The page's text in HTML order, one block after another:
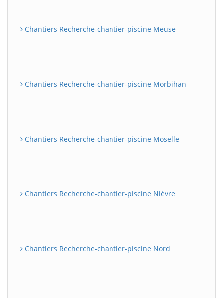
Chantiers Recherche-chantier-piscine Meuse
Chantiers Recherche-chantier-piscine Morbihan
Chantiers Recherche-chantier-piscine Moselle
Chantiers Recherche-chantier-piscine Nièvre
Chantiers Recherche-chantier-piscine Nord